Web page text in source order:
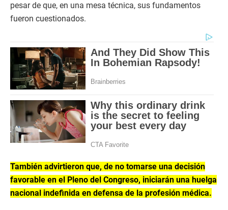
pesar de que, en una mesa técnica, sus fundamentos
fueron cuestionados.
También advirtieron que, de no tomarse una decisión
favorable en el Pleno del Congreso, iniciarán una huelga
nacional indefinida en defensa de la profesión médica.